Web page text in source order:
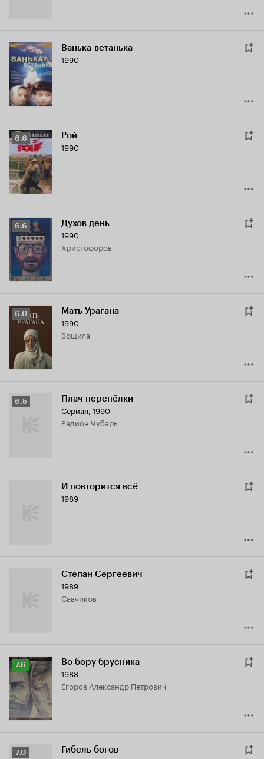
Ванька-встанька
1990
Рейтинг
Кинопоиска
6.6
6.6 Рой
1990
Рейтинг
Кинопоиска
6.6
6.6 Духов день
1990
Христофоров
Рейтинг
Кинопоиска
6.0
6.0 Мать Урагана
1990
Вощила
Рейтинг
6.5 Плач перепёлки
Сериал, 1990
Радион Чубарь
И повторится всё
1989
Степан Сергеевич
1989
Савчиков
Рейтинг
Кинопоиска
7.6
7.6 Во бору брусника
1988
Егоров Александр Петрович
Рейтинг
7.0 Гибель богов